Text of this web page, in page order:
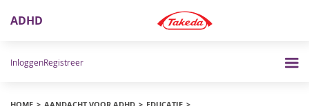
ADHD
InloggenRegistreer